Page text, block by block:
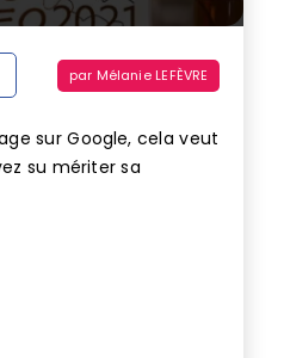
par Mélanie LEFÈVRE
sur Google, cela veut
su mériter sa